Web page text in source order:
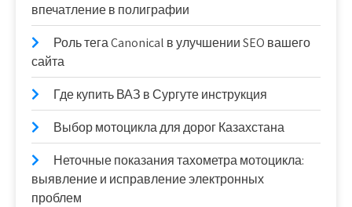
впечатление в полиграфии
Роль тега Canonical в улучшении SEO вашего
сайта
Где купить ВАЗ в Сургуте инструкция
Выбор мотоцикла для дорог Казахстана
Неточные показания тахометра мотоцикла:
выявление и исправление электронных
проблем